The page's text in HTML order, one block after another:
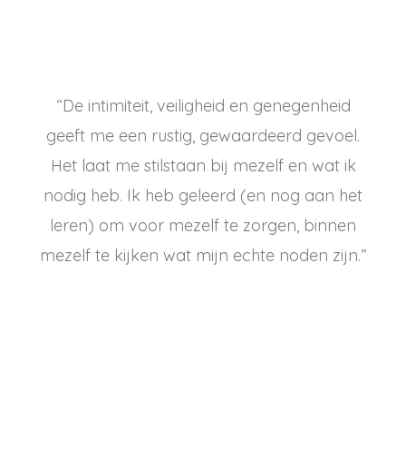
“De intimiteit, veiligheid en genegenheid
geeft me een rustig, gewaardeerd gevoel.
Het laat me stilstaan bij mezelf en wat ik
nodig heb. Ik heb geleerd (en nog aan het
leren) om voor mezelf te zorgen, binnen
mezelf te kijken wat mijn echte noden zijn.”